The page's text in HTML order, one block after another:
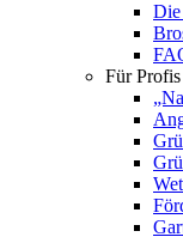
Die
Für